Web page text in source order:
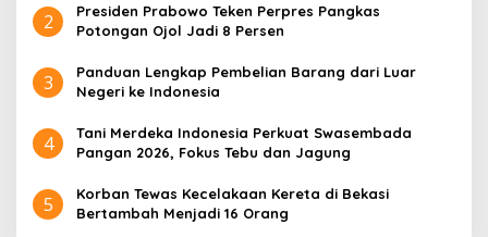
2
Presiden Prabowo Teken Perpres Pangkas
Potongan Ojol Jadi 8 Persen
3
Panduan Lengkap Pembelian Barang dari Luar
Negeri ke Indonesia
4
Tani Merdeka Indonesia Perkuat Swasembada
Pangan 2026, Fokus Tebu dan Jagung
5
Korban Tewas Kecelakaan Kereta di Bekasi
Bertambah Menjadi 16 Orang